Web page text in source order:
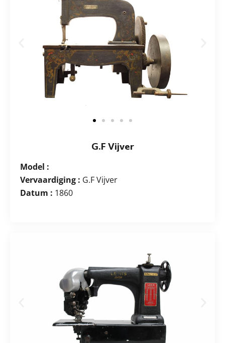
G.F Vijver
Model :
Vervaardiging : G.F Vijver
Datum : 1860